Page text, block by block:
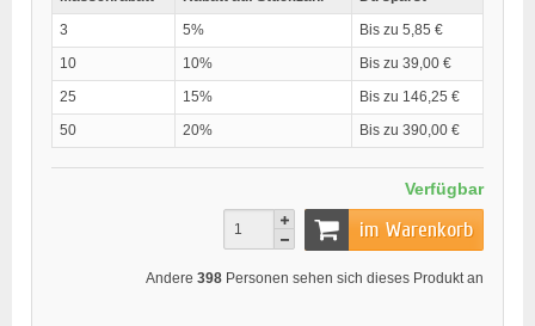
3
5%
Bis zu 5,85 €
10
10%
Bis zu 39,00 €
25
15%
Bis zu 146,25 €
50
20% Bis zu 390,00 €
Verfügbar
im Warenkorb
Andere 398 Personen sehen sich dieses Produkt an